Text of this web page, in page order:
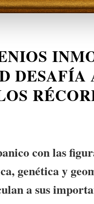
con las
genética y
a sus